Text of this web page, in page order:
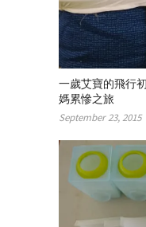
一歲艾寶的飛行
媽累慘之旅
September 23, 2015